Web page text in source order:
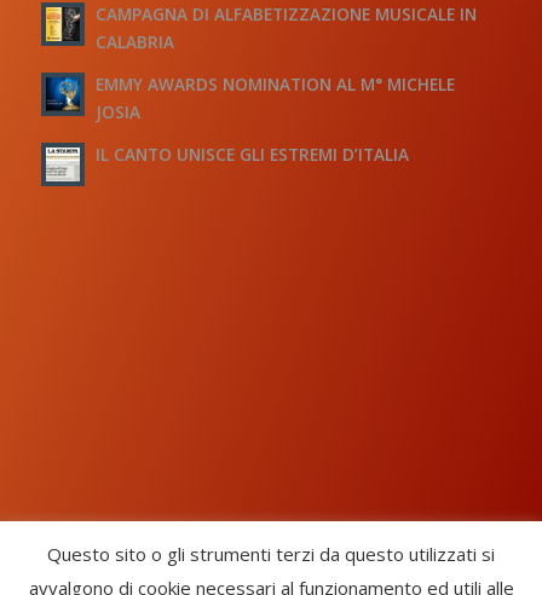
CAMPAGNA DI ALFABETIZZAZIONE MUSICALE IN
CALABRIA
EMMY AWARDS NOMINATION AL M° MICHELE
JOSIA
IL CANTO UNISCE GLI ESTREMI D’ITALIA
Questo sito o gli strumenti terzi da questo utilizzati si
avvalgono di cookie necessari al funzionamento ed utili alle